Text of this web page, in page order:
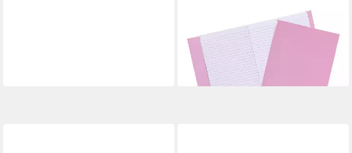
Schulheft Herma Heftschoner
Karton FSC A5 rosa
ab 2,94 €
lieferbar - in 3-4 Werktagen bei dir